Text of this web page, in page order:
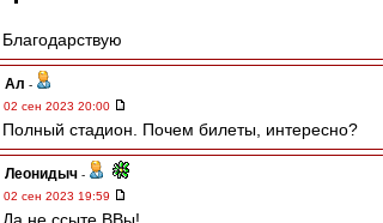
Благодарствую
Ал -
02 сен 2023 20:00
Полный стадион. Почем билеты, интересно?
Леонидыч -
02 сен 2023 19:59